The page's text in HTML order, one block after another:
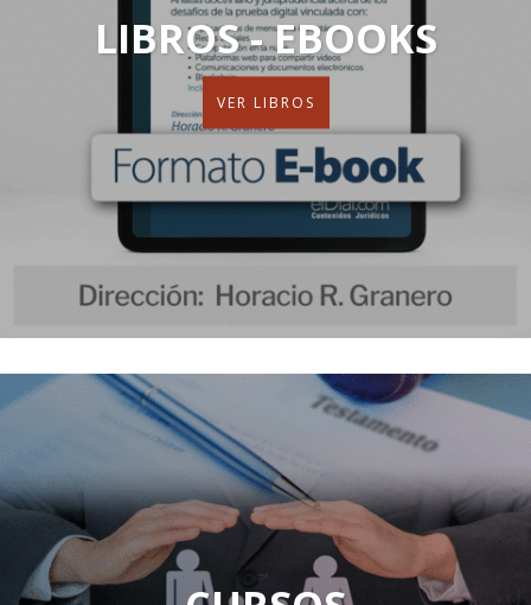
LIBROS - EBOOKS
VER LIBROS